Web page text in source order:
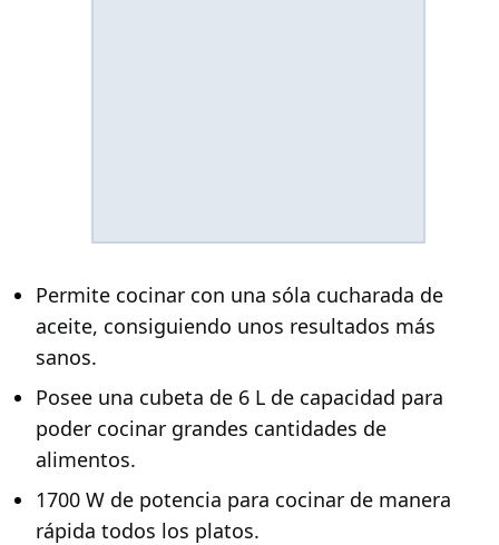
Permite cocinar con una sóla cucharada de
aceite, consiguiendo unos resultados más
sanos.
Posee una cubeta de 6 L de capacidad para
poder cocinar grandes cantidades de
alimentos.
1700 W de potencia para cocinar de manera
rápida todos los platos.